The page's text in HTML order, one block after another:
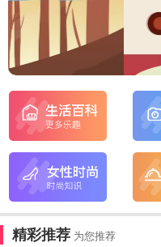
精彩推荐 为您推荐